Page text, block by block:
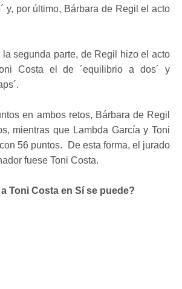
y, por último, Bárbara de Regil el acto
la segunda parte, de Regil hizo el acto
Costa el de ´equilibrio a dos´ y
en ambos retos, Bárbara de Regil
mientras que Lambda García y Toni
56 puntos. De esta forma, el jurado
fuese Toni Costa.
Toni Costa en Sí se puede?